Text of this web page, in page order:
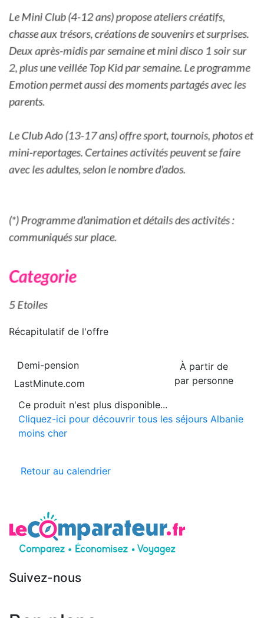
Récapitulatif de l'offre
À partir de
par personne
Demi-pension
LastMinute.com
Ce produit n'est plus disponible...
Cliquez-ici pour découvrir tous les séjours Albanie
moins cher
Retour au calendrier
Suivez-nous